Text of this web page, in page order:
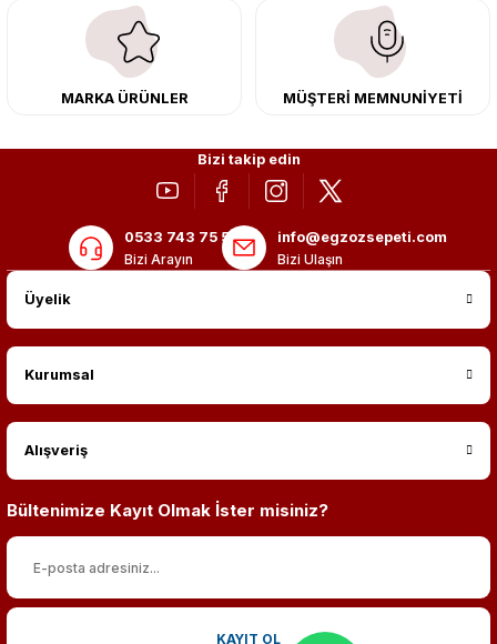
adres: Egzoz Sepeti.
MARKA ÜRÜNLER MÜŞTERİ MEMNUNİYETİ
Bizi takip edin
0533 743 75 56
Bizi Arayın
info@egzozsepeti.com
Bizi Ulaşın
Üyelik
Kurumsal
Alışveriş
Bültenimize Kayıt Olmak İster misiniz?
KAYIT OL